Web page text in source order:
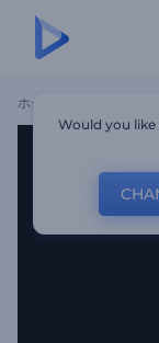
ホーム
Would you